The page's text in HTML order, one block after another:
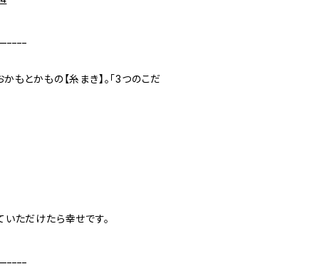
とかもの【糸まき】。「3つのこだ
ただけたら幸せです。